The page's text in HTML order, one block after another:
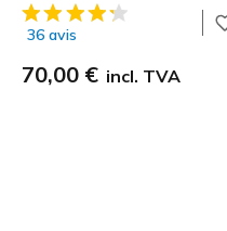
Évaluation client 3,6 sur 5
36 avis
70,00 € incl. TVA